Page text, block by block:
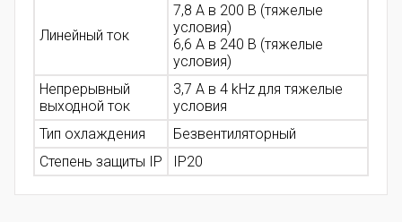
Линейный ток
7,8 А в 200 В (тяжелые
условия)
6,6 А в 240 В (тяжелые
условия)
Непрерывный
выходной ток
3,7 А в 4 kHz для тяжелые
условия
Тип охлаждения
Безвентиляторный
Степень защиты IP
IP20